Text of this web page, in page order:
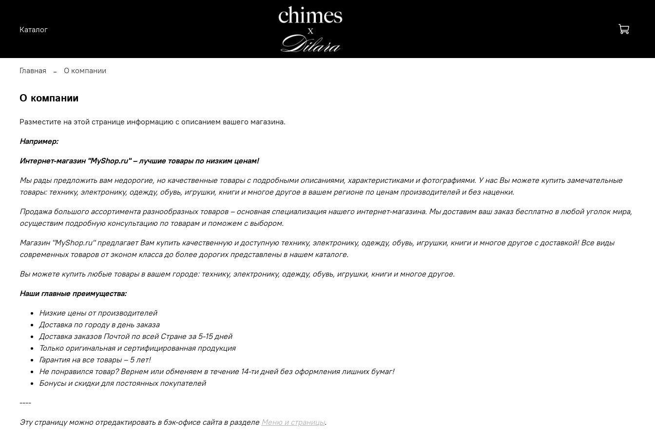
Каталог
Главная О компании
О компании
Разместите на этой странице информацию с описанием вашего магазина.
Например:
Интернет-магазин "MyShop.ru" – лучшие товары по низким ценам!
Мы рады предложить вам недорогие, но качественные товары с подробными описаниями, характеристиками и фотографиями. У нас Вы можете купить замечательные
товары: технику, электронику, одежду, обувь, игрушки, книги и многое другое в вашем регионе по ценам производителей и без наценки.
Продажа большого ассортимента разнообразных товаров – основная специализация нашего интернет-магазина. Мы доставим ваш заказ бесплатно в любой уголок мира,
осуществим подробную консультацию по товарам и поможем с выбором.
Магазин "MyShop.ru" предлагает Вам купить качественную и доступную технику, электронику, одежду, обувь, игрушки, книги и многое другое с доставкой! Все виды
современных товаров от эконом класса до более дорогих представлены в нашем каталоге.
Вы можете купить любые товары в вашем городе: технику, электронику, одежду, обувь, игрушки, книги и многое другое.
Наши главные преимущества:
Низкие цены от производителей
Доставка по городу в день заказа
Доставка заказов Почтой по всей Стране за 5-15 дней
Только оригинальная и сертифицированная продукция
Гарантия на все товары – 5 лет!
Не понравился товар? Вернем или обменяем в течение 14-ти дней без оформления лишних бумаг!
Бонусы и скидки для постоянных покупателей
----
Эту страницу можно отредактировать в бэк-офисе сайта в разделе Меню и страницы.